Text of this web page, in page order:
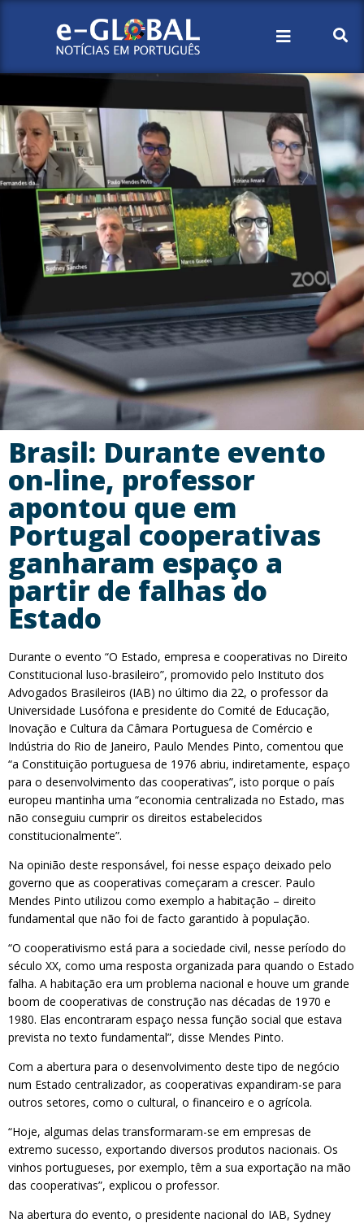
Brasil: Durante evento
on-line, professor
apontou que em
Portugal cooperativas
ganharam espaço a
partir de falhas do
Estado
Durante o evento “O Estado, empresa e cooperativas no Direito
Constitucional luso-brasileiro”, promovido pelo Instituto dos
Advogados Brasileiros (IAB) no último dia 22, o professor da
Universidade Lusófona e presidente do Comité de Educação,
Inovação e Cultura da Câmara Portuguesa de Comércio e
Indústria do Rio de Janeiro, Paulo Mendes Pinto, comentou que
“a Constituição portuguesa de 1976 abriu, indiretamente, espaço
para o desenvolvimento das cooperativas”, isto porque o país
europeu mantinha uma “economia centralizada no Estado, mas
não conseguiu cumprir os direitos estabelecidos
constitucionalmente”.
Na opinião deste responsável, foi nesse espaço deixado pelo
governo que as cooperativas começaram a crescer. Paulo
Mendes Pinto utilizou como exemplo a habitação – direito
fundamental que não foi de facto garantido à população.
“O cooperativismo está para a sociedade civil, nesse período do
século XX, como uma resposta organizada para quando o Estado
falha. A habitação era um problema nacional e houve um grande
boom de cooperativas de construção nas décadas de 1970 e
1980. Elas encontraram espaço nessa função social que estava
prevista no texto fundamental”, disse Mendes Pinto.
Com a abertura para o desenvolvimento deste tipo de negócio
num Estado centralizador, as cooperativas expandiram-se para
outros setores, como o cultural, o financeiro e o agrícola.
“Hoje, algumas delas transformaram-se em empresas de
extremo sucesso, exportando diversos produtos nacionais. Os
vinhos portugueses, por exemplo, têm a sua exportação na mão
das cooperativas”, explicou o professor.
Na abertura do evento, o presidente nacional do IAB, Sydney